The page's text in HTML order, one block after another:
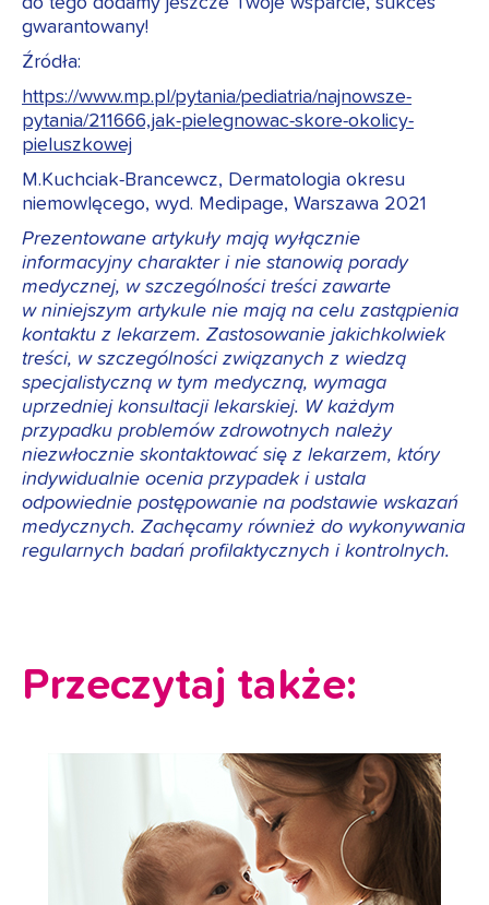
gwarantowany!
Źródła:
https://www.mp.pl/pytania/pediatria/najnowsze-
pytania/211666,jak-pielegnowac-skore-okolicy-
pieluszkowej
M.Kuchciak-Brancewcz, Dermatologia okresu
niemowlęcego, wyd. Medipage, Warszawa 2021
Prezentowane artykuły mają wyłącznie
informacyjny charakter i nie stanowią porady
medycznej, w szczególności treści zawarte
w niniejszym artykule nie mają na celu zastąpienia
kontaktu z lekarzem. Zastosowanie jakichkolwiek
treści, w szczególności związanych z wiedzą
specjalistyczną w tym medyczną, wymaga
uprzedniej konsultacji lekarskiej. W każdym
przypadku problemów zdrowotnych należy
niezwłocznie skontaktować się z lekarzem, który
indywidualnie ocenia przypadek i ustala
odpowiednie postępowanie na podstawie wskazań
medycznych. Zachęcamy również do wykonywania
regularnych badań profilaktycznych i kontrolnych.
Przeczytaj także: